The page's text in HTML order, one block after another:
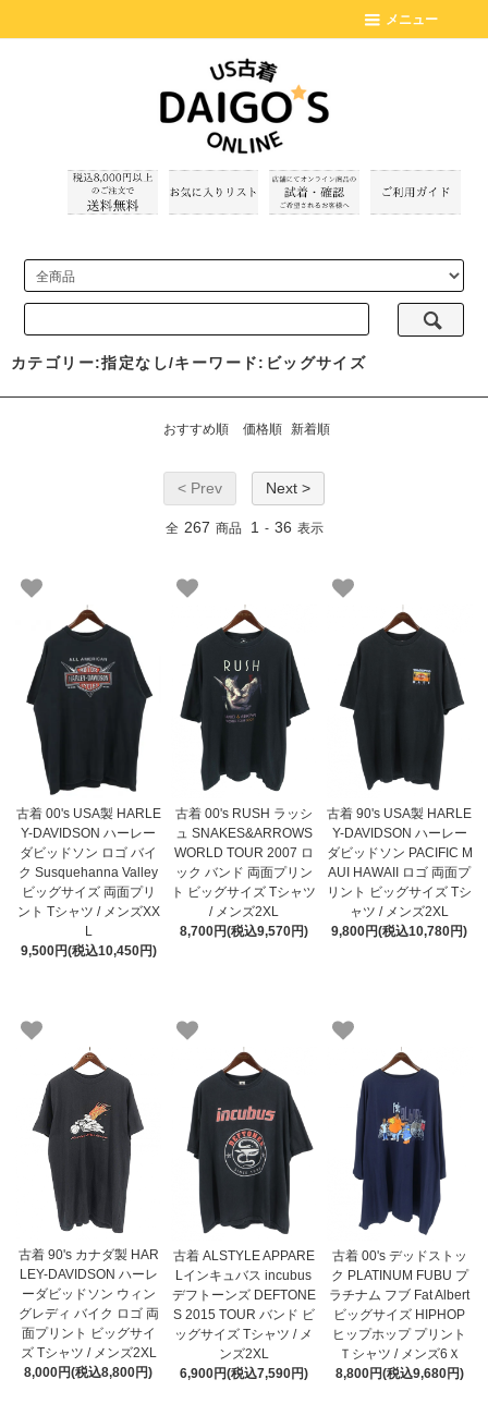
メニュー
カテゴリー:指定なし/キーワード:ビッグサイズ
おすすめ順 価格順 新着順
< Prev Next >
全 267 商品 1 - 36 表示
古着 00's USA製 HARLE
Y-DAVIDSON ハーレー
ダビッドソン ロゴ バイ
ク Susquehanna Valley
ビッグサイズ 両面プリ
ント Tシャツ / メンズXX
L
9,500円(税込10,450円)
古着 00's RUSH ラッシ
ュ SNAKES&ARROWS
WORLD TOUR 2007 ロ
ック バンド 両面プリン
ト ビッグサイズ Tシャツ
/ メンズ2XL
8,700円(税込9,570円)
古着 90's USA製 HARLE
Y-DAVIDSON ハーレー
ダビッドソン PACIFIC M
AUI HAWAII ロゴ 両面プ
リント ビッグサイズ Tシ
ャツ / メンズ2XL
9,800円(税込10,780円)
古着 90's カナダ製 HAR
LEY-DAVIDSON ハーレ
ーダビッドソン ウィン
グレディ バイク ロゴ 両
面プリント ビッグサイ
ズ Tシャツ / メンズ2XL
8,000円(税込8,800円)
古着 ALSTYLE APPARE
Lインキュバス incubus
デフトーンズ DEFTONE
S 2015 TOUR バンド ビ
ッグサイズ Tシャツ / メ
ンズ2XL
6,900円(税込7,590円)
古着 00's デッドストッ
ク PLATINUM FUBU プ
ラチナム フブ Fat Albert
ビッグサイズ HIPHOP
ヒップホップ プリント
Ｔシャツ / メンズ6Ｘ
8,800円(税込9,680円)